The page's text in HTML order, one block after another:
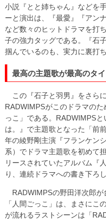
小説『とと姉ちゃん』などを
ーと演出は、『最愛』『アン
など数々のヒットドラマを打
子の強力タッグである。『石
掴んでいるのも、実力に裏打
最高の主題歌が最高のタ
この『石子と羽男』をさら
RADWIMPSがこのドラマの
っこ」である。RADWIMPS
は。』で主題歌となった「前
年の綾野剛主演『フランケン
系）でドラマ主題歌を初めて
リースされていたアルバム『
り、連続ドラマへの書き下ろ
RADWIMPSの野田洋次郎が
「人間ごっこ」は、まさにこ
が流れるラストシーンは「